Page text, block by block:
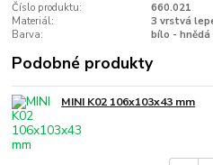
Číslo produktu:
660.021
Materiál:
3 vrstvá
Barva:
bílo - hnědá
Podobné produkty
MINI K02 106x103x43 mm